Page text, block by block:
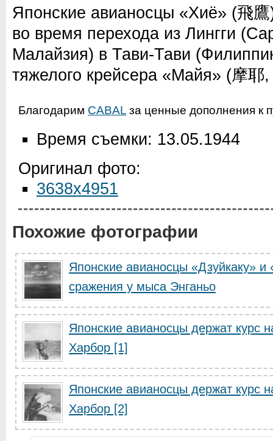
Японские авианосцы «Хиё» (飛
во время перехода из Лингги
Малайзия) в Тави-Тави
тяжелого крейсера «Майя» (摩耶
Благодарим CABAL за ценные дополнения к
Время съемки: 13.05.1944
Оригинал фото:
3638x4951
Похожие фотографии
Японские авианосцы «Дзуйкаку»
сражения у мыса Энганьо
Японские авианосцы держат курс
Харбор [1]
Японские авианосцы держат курс
Харбор [2]